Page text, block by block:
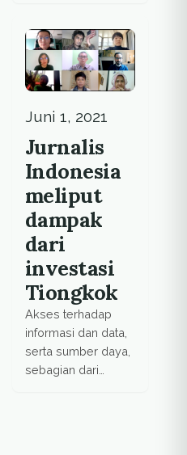
1991 hingga lebih
dari 606 juta ton
pada 2021.
Juni 1, 2021
Jurnalis
Indonesia
meliput
dampak
dari
investasi
Tiongkok
Akses terhadap
informasi dan data,
serta sumber daya,
sebagian dari